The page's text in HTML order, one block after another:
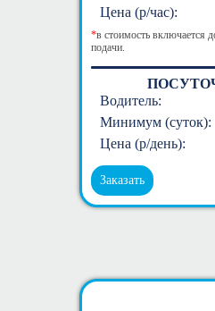
Цена (р/час):
*в стоимость включается
подачи.
Водитель:
Минимум (суток):
Цена (р/день):
Заказать